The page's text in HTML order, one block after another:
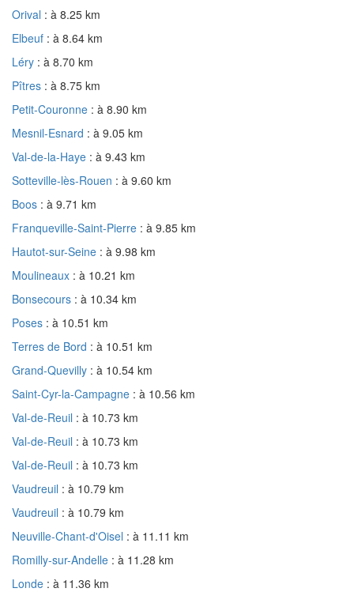
Orival : à 8.25 km
Elbeuf : à 8.64 km
Léry : à 8.70 km
Pîtres : à 8.75 km
Petit-Couronne : à 8.90 km
Mesnil-Esnard : à 9.05 km
Val-de-la-Haye : à 9.43 km
Sotteville-lès-Rouen : à 9.60 km
Boos : à 9.71 km
Franqueville-Saint-Pierre : à 9.85 km
Hautot-sur-Seine : à 9.98 km
Moulineaux : à 10.21 km
Bonsecours : à 10.34 km
Poses : à 10.51 km
Terres de Bord : à 10.51 km
Grand-Quevilly : à 10.54 km
Saint-Cyr-la-Campagne : à 10.56 km
Val-de-Reuil : à 10.73 km
Val-de-Reuil : à 10.73 km
Val-de-Reuil : à 10.73 km
Vaudreuil : à 10.79 km
Vaudreuil : à 10.79 km
Neuville-Chant-d'Oisel : à 11.11 km
Romilly-sur-Andelle : à 11.28 km
Londe : à 11.36 km